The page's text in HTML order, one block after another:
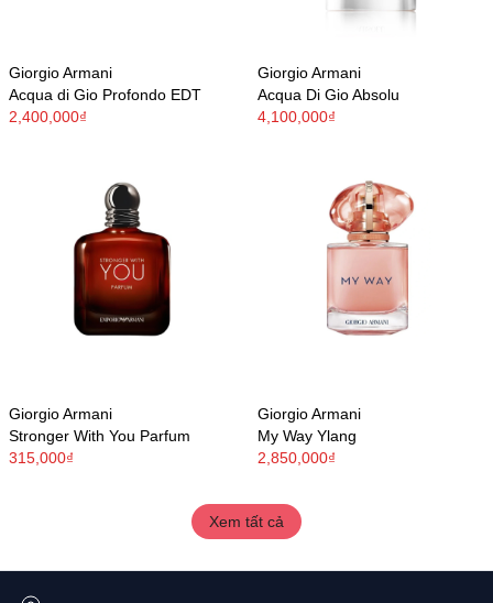
Giorgio Armani
Acqua di Gio Profondo EDT
2,400,000₫
Giorgio Armani
Acqua Di Gio Absolu
4,100,000₫
Giorgio Armani
Stronger With You Parfum
315,000₫
Giorgio Armani
My Way Ylang
2,850,000₫
Xem tất cả